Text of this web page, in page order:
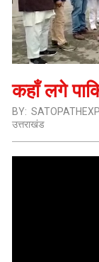
कहाँ लगे
BY:
उत्तराखंड